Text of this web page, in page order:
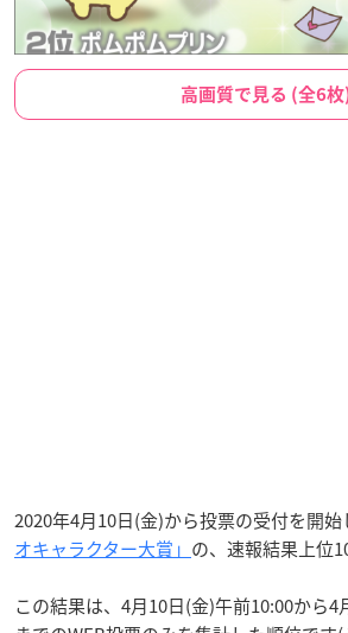
高画質で見る (全6枚
2020年4月10日(金)から投票の受付を開始
オキャラクター大賞」 の、速報結果上位
この結果は、4月10日(金)午前10:00から4